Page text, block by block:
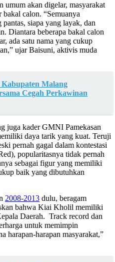
umum akan digelar, masyarakat
calon. “Semuanya
siapa yang layak, dan
Diantara beberapa bakal calon
ada satu nama yang cukup
ujar Baisuni, aktivis muda
Malang
Cegah Perkawinan
juga kader GMNI Pamekasan
daya tarik yang kuat. Teruji
pernah gagal dalam kontestasi
popularitasnya tidak pernah
sebagai figur yang memiliki
baik yang dibutuhkan
2008-2013 dulu, beragam
bahwa Kiai Kholil memiliki
Daerah. Track record dan
untuk memimpin
harapan-harapan masyarakat,”